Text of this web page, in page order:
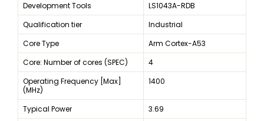
Development Tools
LS1043A-RDB
Qualification tier
Industrial
Core Type
Arm Cortex-A53
Core: Number of cores (SPEC)
4
Operating Frequency [Max]
(MHz)
1400
Typical Power
3.69